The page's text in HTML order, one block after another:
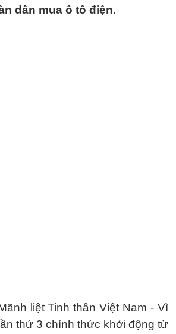
dân mua ô tô điện.
liệt Tinh thần Việt Nam - Vì
thứ 3 chính thức khởi động từ